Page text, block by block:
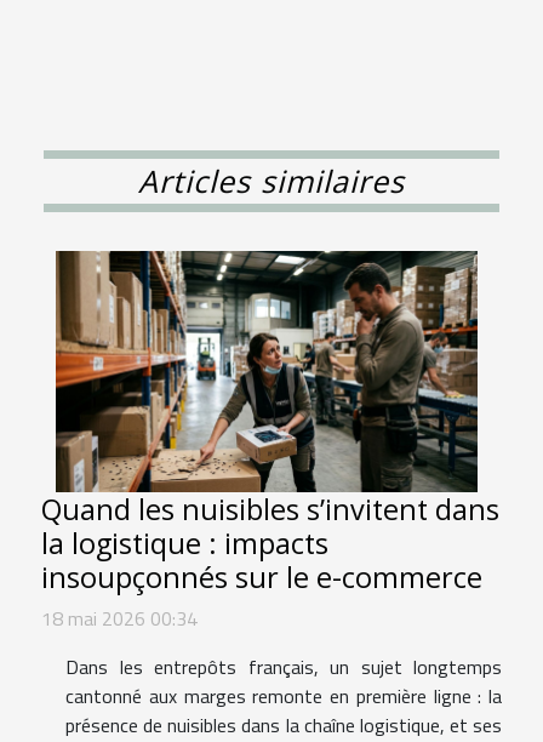
Articles similaires
Quand les nuisibles s’invitent dans
la logistique : impacts
insoupçonnés sur le e-commerce
18 mai 2026 00:34
Dans les entrepôts français, un sujet longtemps
cantonné aux marges remonte en première ligne : la
présence de nuisibles dans la chaîne logistique, et ses